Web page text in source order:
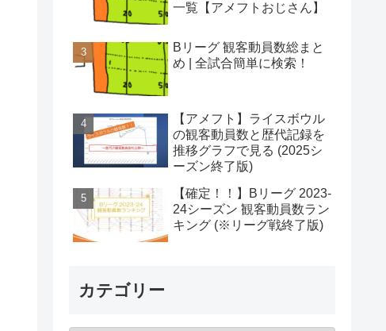
一覧【アメフトおじさん】
Bリーグ 観客動員数総まと
め | 全試合簡単に検索！
【アメフト】ライスボウル
の観客動員数と歴代記録を
推移グラフで見る (2025シ
ーズン終了版)
【確定！！】Bリーグ 2023-
24シーズン 観客動員数ラン
キング (※リーグ戦終了版)
カテゴリー